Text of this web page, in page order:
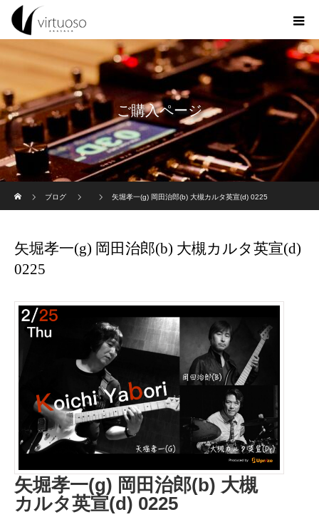
ご購入ページ
ブログ
矢堀孝一(g) 岡田治郎(b) 大槻カルタ英宣(d) 0225
矢堀孝一(g) 岡田治郎(b) 大槻カルタ英宣(d)
0225
矢堀孝一(g) 岡田治郎(b) 大槻
カルタ英宣(d) 0225